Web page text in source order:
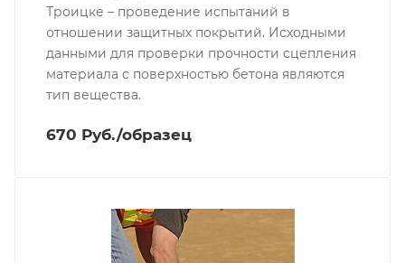
Троицке – проведение испытаний в
отношении защитных покрытий. Исходными
данными для проверки прочности сцепления
материала с поверхностью бетона являются
тип вещества.
670 Руб./образец